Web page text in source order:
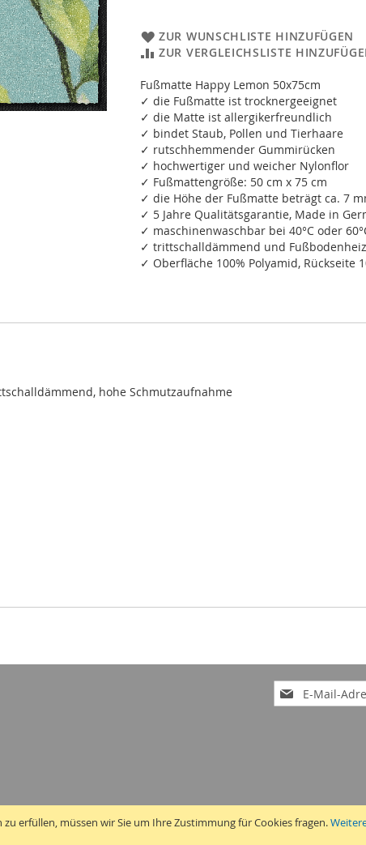
erfüllen, müssen wir Sie um Ihre Zustimmung für Cookies fragen.
ZUR WUNSCHLISTE HINZUFÜGEN
ZUR VERGLEICHSLISTE
Fußmatte Happy Lemon 50x75cm
✓ die Fußmatte ist trocknergeeignet
✓ die Matte ist allergikerfreundlich
✓ bindet Staub, Pollen und Tierhaare
✓ rutschhemmender Gummirücken
✓ hochwertiger und weicher Nylonflor
✓ Fußmattengröße: 50 cm x 75 cm
✓ die Höhe der Fußmatte beträgt ca. 7
✓ 5 Jahre Qualitätsgarantie, Made in
✓ maschinenwaschbar bei 40°C oder
✓ trittschalldämmend und
✓ Oberfläche 100% Polyamid, Rückseite
hohe Schmutzaufnahme
Anmeldung
zum